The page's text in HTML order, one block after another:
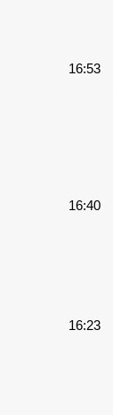
16:53
16:40
16:23